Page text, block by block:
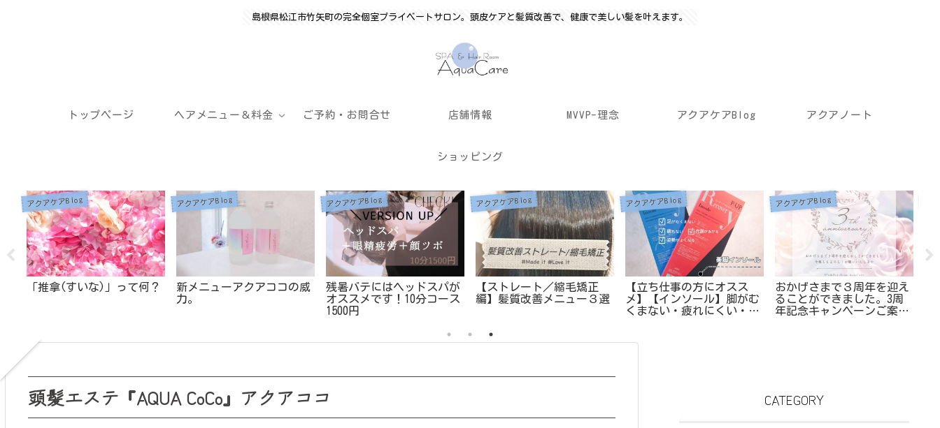
島根県松江市竹矢町の完全個室プライベートサロン。頭皮ケアと髪質改善で、健康で美しい髪を叶えます。
トップページ ヘアメニュー＆料金 ご予約・お問合せ 店舗情報 MVVP-理念 アクアケアBlog アクアノート
ショッピング
アクアケアBlog
「推拿(すいな)」って何？
アクアケアBlog
新メニューアクアココの威
力。
アクアケアBlog
残暑バテにはヘッドスパが
オススメです！10分コース
1500円
アクアケアBlog
【ストレート／縮毛矯正
編】髪質改善メニュー３選
アクアケアBlog
【立ち仕事の方にオスス
メ】【インソール】脚がむ
くまない・疲れにくい・足
アクアケアBlog
おかげさまで３周年を迎え
ることができました。3周
年記念キャンペーンご案内
頭髪エステ『AQUA CoCo』アクアココ CATEGORY